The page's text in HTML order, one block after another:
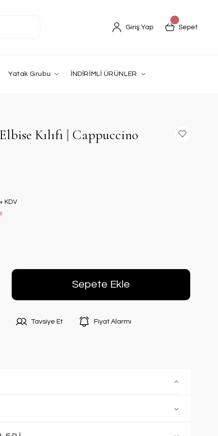
Giriş Yap Sepet
Yatak Grubu İNDİRİMLİ ÜRÜNLER
Kılıfı | Cappuccino
KDV
Sepete Ekle
Tavsiye Et Fiyat Alarmı